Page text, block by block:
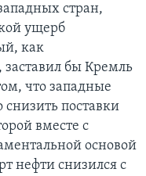
стран,
ущерб
как
бы Кремль
что западные
поставки
вместе с
основой
нефти снизился с